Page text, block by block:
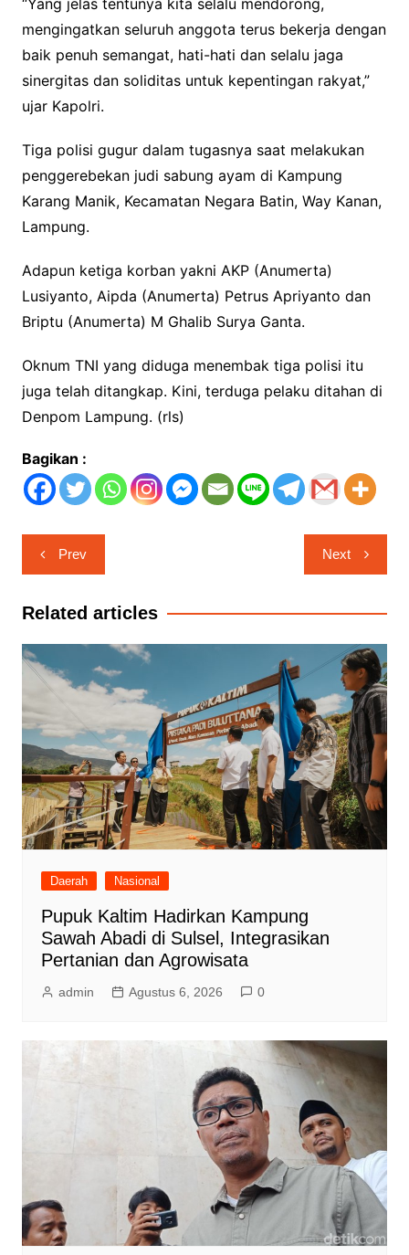
mengingatkan seluruh anggota terus bekerja dengan
baik penuh semangat, hati-hati dan selalu jaga
sinergitas dan soliditas untuk kepentingan rakyat,”
ujar Kapolri.
Tiga polisi gugur dalam tugasnya saat melakukan
penggerebekan judi sabung ayam di Kampung
Karang Manik, Kecamatan Negara Batin, Way Kanan,
Lampung.
Adapun ketiga korban yakni AKP (Anumerta)
Lusiyanto, Aipda (Anumerta) Petrus Apriyanto dan
Briptu (Anumerta) M Ghalib Surya Ganta.
Oknum TNI yang diduga menembak tiga polisi itu
juga telah ditangkap. Kini, terduga pelaku ditahan di
Denpom Lampung. (rls)
Bagikan :
Navigasi
pos
Prev Next
Related articles
Daerah Nasional
Pupuk Kaltim Hadirkan Kampung
Sawah Abadi di Sulsel, Integrasikan
Pertanian dan Agrowisata
admin Agustus 6, 2026 0